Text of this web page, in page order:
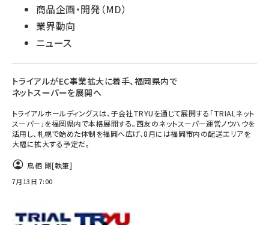
商品企画・開発（MD）
業界動向
ニュース
トライアルがEC事業拡大に着手、福岡県内で
ネットスーパーを展開へ
トライアルホールディングスは、子会社TRYUを通じて展開する「TRIALネット
スーパー」を福岡県内で本格展開する。西友のネットスーパー運営ノウハウを
活用し、札幌で始めた体制を福岡へ広げ、8月には福岡市内の配送エリアを
大幅に拡大する予定だ。
鳥栖 剛[執筆]
7月13日 7:00